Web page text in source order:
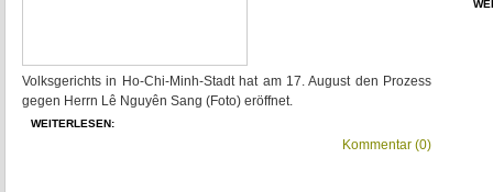
Volksgerichts in Ho-Chi-Minh-Stadt hat am 17. August den Prozess
gegen Herrn Lê Nguyên Sang (Foto) eröffnet.
WEITERLESEN:
Kommentar (0)